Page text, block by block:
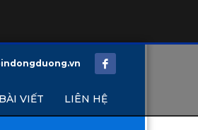
BÀI VIẾT LIÊN HỆ